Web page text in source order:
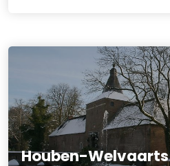
Houben-Welvaarts